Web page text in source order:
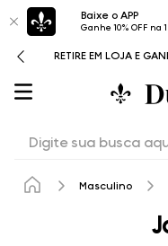
Baixe o APP
Ganhe 10% OFF na 1
RETIRE EM LOJA E
Masculino